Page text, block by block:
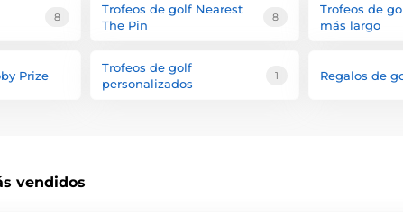
8
Trofeos de golf Nearest
The Pin
8
Trofeos de
más largo
Prize
Trofeos de golf
personalizados
1 Regalos de
vendidos